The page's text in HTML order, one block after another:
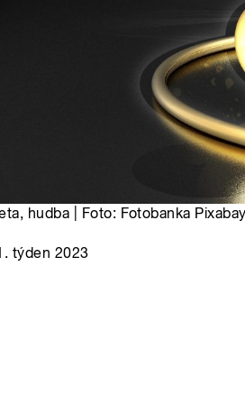
hudba | Foto: Fotobanka
týden 2023